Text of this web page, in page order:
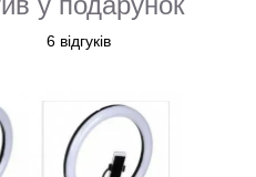
6 відгуків